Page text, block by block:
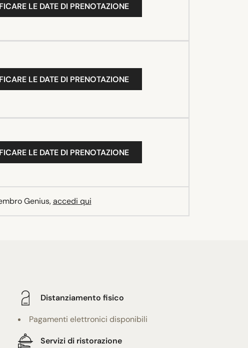
LE DATE DI PRENOTAZIONE
LE DATE DI PRENOTAZIONE
LE DATE DI PRENOTAZIONE
Genius,accedi qui
Distanziamento fisico
Pagamenti elettronici disponibili
Servizi di ristorazione